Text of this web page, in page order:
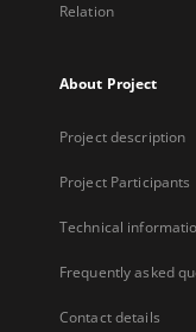
Relation
About Project
Project description
Project Participants
Technical
Frequently asked
Contact details